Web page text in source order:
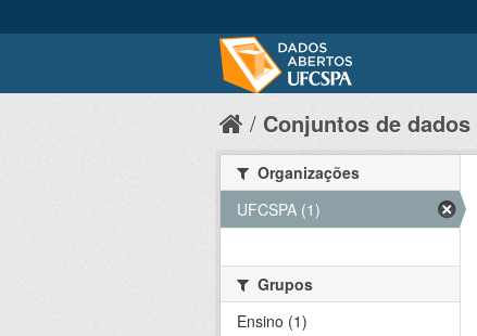
Conjuntos de dados
Organizações
UFCSPA (1)
Grupos
Ensino (1)